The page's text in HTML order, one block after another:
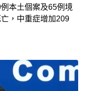
本土個案及65例境
，中重症增加209